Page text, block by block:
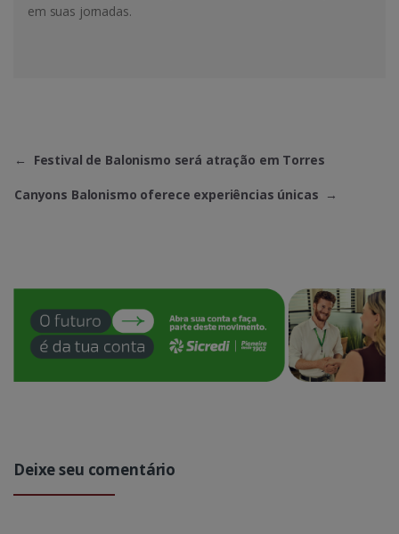
em suas jornadas.
← Festival de Balonismo será atração em Torres
Canyons Balonismo oferece experiências únicas →
Deixe seu comentário